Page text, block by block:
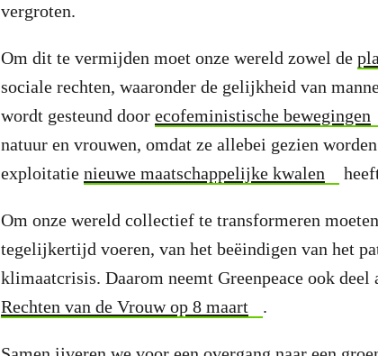
vergroten.
Om dit te vermijden moet onze wereld zowel de
sociale rechten, waaronder de gelijkheid van
wordt gesteund door ecofeministische bewegingen
natuur en vrouwen, omdat ze allebei gezien
exploitatie nieuwe maatschappelijke kwalen
Om onze wereld collectief te transformeren
tegelijkertijd voeren, van het beëindigen van het
klimaatcrisis. Daarom neemt Greenpeace ook deel
Rechten van de Vrouw op 8 maart
.